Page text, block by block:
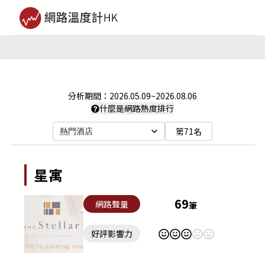
分析期間： 2026.05.09~2026.08.06
什麼是網路熱度排行
熱門酒店 第71名
星寓
網路聲量 69筆
好評影響力